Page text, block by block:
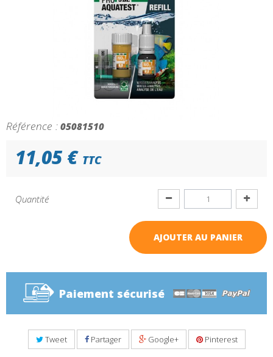
Référence : 05081510
11,05 € TTC
Quantité
AJOUTER AU PANIER
Paiement sécurisé
Tweet Partager Google+ Pinterest